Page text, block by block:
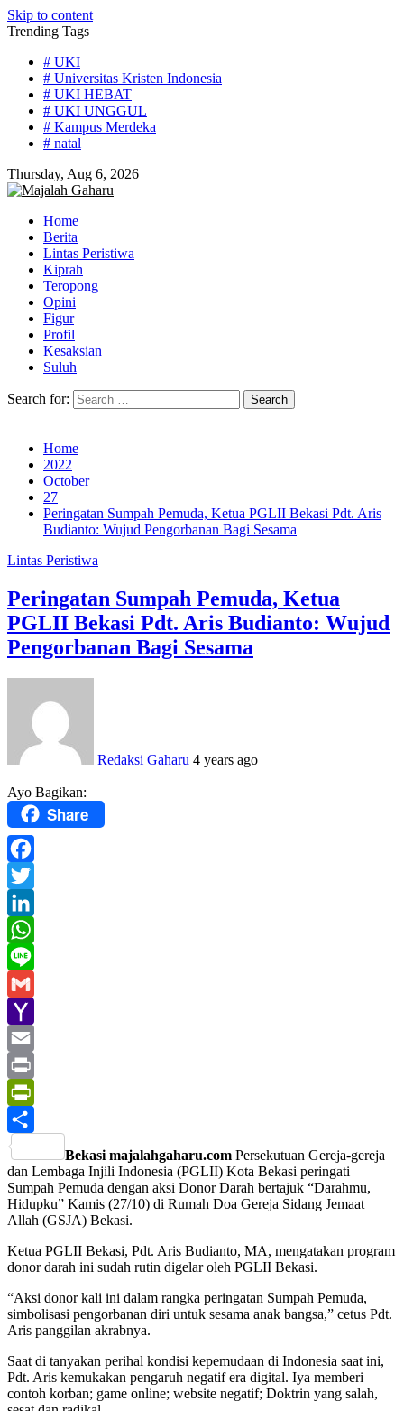
Skip to content
Trending Tags
# UKI
# Universitas Kristen Indonesia
# UKI HEBAT
# UKI UNGGUL
# Kampus Merdeka
# natal
Thursday, Aug 6, 2026
Home
Berita
Lintas Peristiwa
Kiprah
Teropong
Opini
Figur
Profil
Kesaksian
Suluh
Search for:
Home
2022
October
27
Peringatan Sumpah Pemuda, Ketua PGLII Bekasi Pdt. Aris
Budianto: Wujud Pengorbanan Bagi Sesama
Lintas Peristiwa
Peringatan Sumpah Pemuda, Ketua
PGLII Bekasi Pdt. Aris Budianto: Wujud
Pengorbanan Bagi Sesama
Redaksi Gaharu 4 years ago
Ayo Bagikan:
Share
Facebook
Twitter
LinkedIn
WhatsApp
Line
Gmail
Yahoo
Mail
Email
Print
PrintFriendly
Bekasi majalahgaharu.com Persekutuan Gereja-gereja
dan Lembaga Injili Indonesia (PGLII) Kota Bekasi peringati
Sumpah Pemuda dengan aksi Donor Darah bertajuk “Darahmu,
Hidupku” Kamis (27/10) di Rumah Doa Gereja Sidang Jemaat
Allah (GSJA) Bekasi.
Ketua PGLII Bekasi, Pdt. Aris Budianto, MA, mengatakan program
donor darah ini sudah rutin digelar oleh PGLII Bekasi.
“Aksi donor kali ini dalam rangka peringatan Sumpah Pemuda,
simbolisasi pengorbanan diri untuk sesama anak bangsa,” cetus Pdt.
Aris panggilan akrabnya.
Saat di tanyakan perihal kondisi kepemudaan di Indonesia saat ini,
Pdt. Aris kemukakan pengaruh negatif era digital. Iya memberi
contoh korban; game online; website negatif; Doktrin yang salah,